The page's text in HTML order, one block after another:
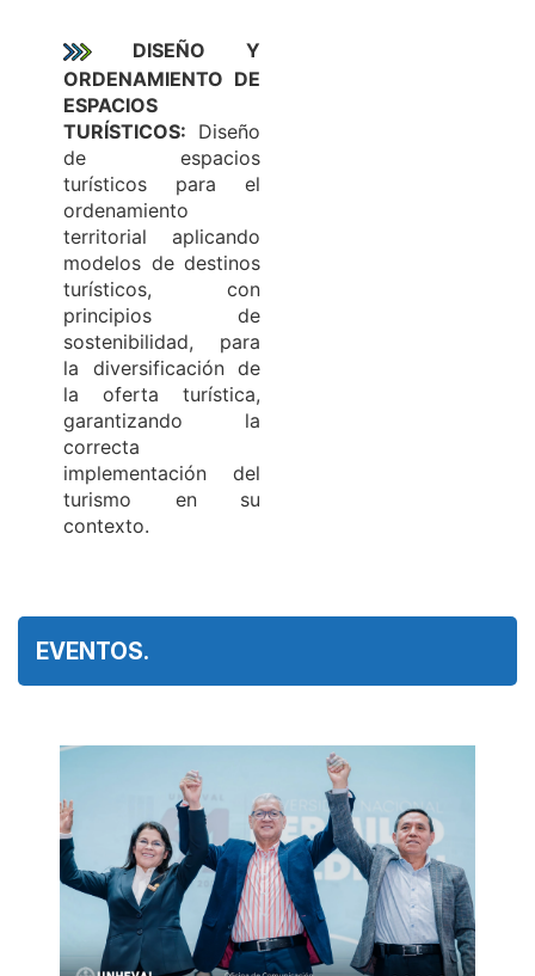
DISEÑO Y
ORDENAMIENTO DE
ESPACIOS
TURÍSTICOS: Diseño
de espacios
turísticos para el
ordenamiento
territorial aplicando
modelos de destinos
turísticos, con
principios de
sostenibilidad, para
la diversificación de
la oferta turística,
garantizando la
correcta
implementación del
turismo en su
contexto.
EVENTOS.